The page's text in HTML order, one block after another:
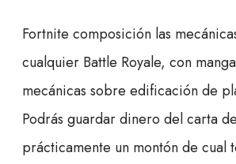
Fortnite composición las
cualquier Battle Royale, con
mecánicas sobre edificación de
Podrás guardar dinero del carta
prácticamente un montón de cual